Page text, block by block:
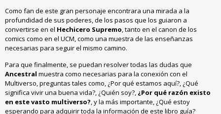
Como fan de este gran personaje encontrara una mirada a la
profundidad de sus poderes,de los pasos que los guiaron a
convertirse en el Hechicero Supremo,tanto en el canon de los
comics como en el UCM, como una muestra de las enseñanzas
necesarias para seguir el mismo camino.
Para que finalmente, se puedan resolver todas las dudas que
Ancestral muestra como necesarias para la conexión con el
Multiverso, preguntas tales como, ¿Por qué estamos aquí?, ¿Qué
significa vivir una buena vida?, ¿Quién soy?, ¿Por qué razón existo
en este vasto multiverso?, y la más importante, ¿Qué estoy
esperando para adquirir toda la información de este libro guía?